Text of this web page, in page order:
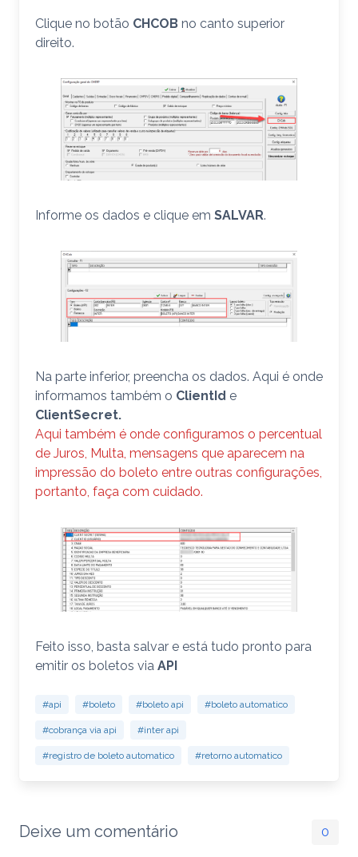
Clique no botão CHCOB no canto superior
direito.
Informe os dados e clique em SALVAR.
Na parte inferior, preencha os dados. Aqui é onde
informamos também o ClientId e
ClientSecret.
Aqui também é onde configuramos o percentual
de Juros, Multa, mensagens que aparecem na
impressão do boleto entre outras configurações,
portanto, faça com cuidado.
Feito isso, basta salvar e está tudo pronto para
emitir os boletos via API
#api #boleto #boleto api #boleto automatico
#cobrança via api #inter api
#registro de boleto automatico #retorno automatico
Deixe um comentário 0